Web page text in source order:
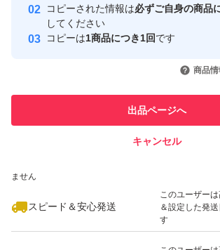
取引実績
引を完了させ
での取引実績が
ません
スピード＆安心発送
このユーザー
＆設定した発
す
コピーされた情報は必ずご自身の商品
してください
コピーは1商品につき1回です
商品
出品ページへ
キャンセル